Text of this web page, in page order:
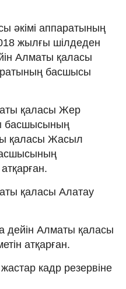
әкімі аппаратының
жылғы шілдеден
Алматы қаласы
басшысы
қаласы Жер
басшысының
қаласы Жасыл
қаласы Алатау
дейін Алматы қаласы
атқарған.
кадр резервіне